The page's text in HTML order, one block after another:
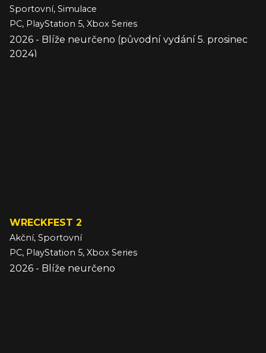
Sportovní, Simulace
PC, PlayStation 5, Xbox Series
2026 - Blíže neurčeno (původní vydání 5. prosinec
2024)
WRECKFEST 2
Akční, Sportovní
PC, PlayStation 5, Xbox Series
2026 - Blíže neurčeno